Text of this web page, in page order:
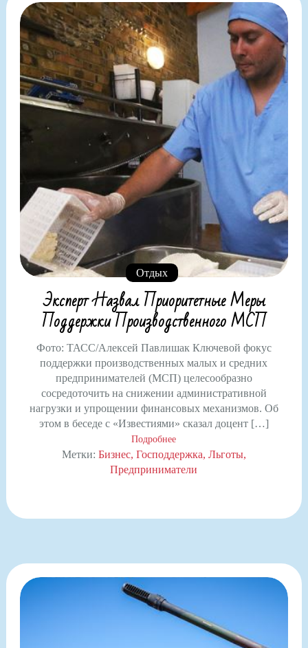
Отдых
Эксперт Назвал Приоритетные Меры
Поддержки Производственного МСП
Фото: ТАСС/Алексей Павлишак Ключевой фокус
поддержки производственных малых и средних
предпринимателей (МСП) целесообразно
сосредоточить на снижении административной
нагрузки и упрощении финансовых механизмов. Об
этом в беседе с «Известиями» сказал доцент […]
Подробнее
Метки: Бизнес Господдержка Льготы
Предприниматели